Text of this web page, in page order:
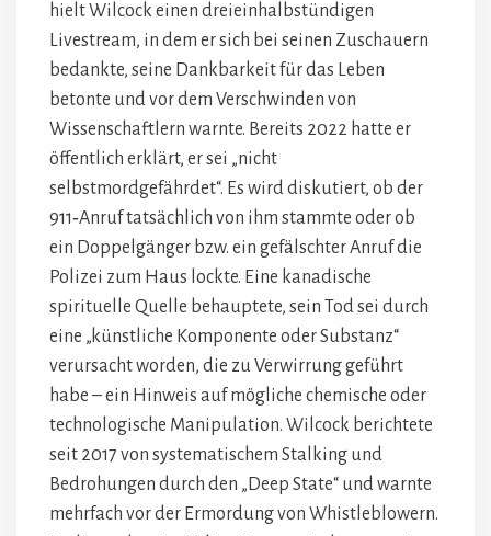
hielt Wilcock einen dreieinhalbstündigen
Livestream, in dem er sich bei seinen Zuschauern
bedankte, seine Dankbarkeit für das Leben
betonte und vor dem Verschwinden von
Wissenschaftlern warnte. Bereits 2022 hatte er
öffentlich erklärt, er sei „nicht
selbstmordgefährdet“. Es wird diskutiert, ob der
911‑Anruf tatsächlich von ihm stammte oder ob
ein Doppelgänger bzw. ein gefälschter Anruf die
Polizei zum Haus lockte. Eine kanadische
spirituelle Quelle behauptete, sein Tod sei durch
eine „künstliche Komponente oder Substanz“
verursacht worden, die zu Verwirrung geführt
habe – ein Hinweis auf mögliche chemische oder
technologische Manipulation. Wilcock berichtete
seit 2017 von systematischem Stalking und
Bedrohungen durch den „Deep State“ und warnte
mehrfach vor der Ermordung von Whistleblowern.